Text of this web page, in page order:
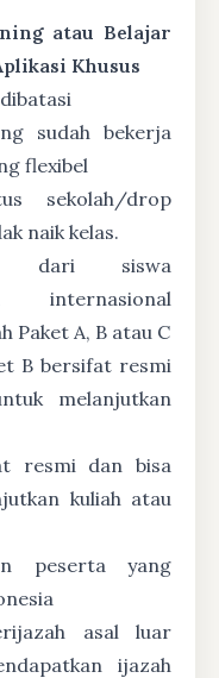
atau Belajar
Khusus
sudah bekerja
flexibel
sekolah/drop
naik kelas.
dari siswa
internasional
Paket A, B atau C
B bersifat resmi
melanjutkan
resmi dan bisa
kuliah atau
peserta yang
asal luar
ijazah